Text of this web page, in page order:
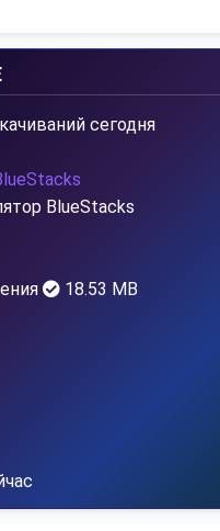
сегодня
BlueStacks
18.53 MB